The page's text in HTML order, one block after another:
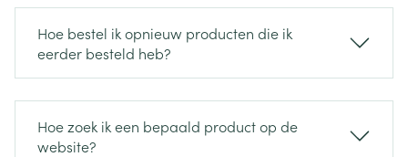
Hoe bestel ik opnieuw producten die ik
eerder besteld heb?
Hoe zoek ik een bepaald product op de
website?